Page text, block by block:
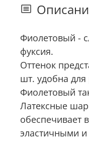
Фиолетовый -
фуксия.
Оттенок
шт. удобна
Фиолетовый
Латексные
обеспечивает
эластичными